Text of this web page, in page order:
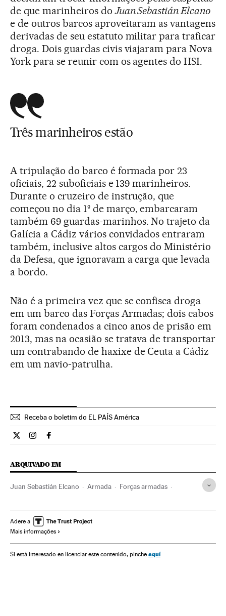
de que marinheiros doJuan Sebastián Elcano
e de outros barcos aproveitaram as vantagens
derivadas de seu estatuto militar para traficar
droga. Dois guardas civis viajaram para Nova
York para se reunir com os agentes do HSI.
Três marinheiros estão
A tripulação do barco é formada por 23
oficiais, 22 suboficiais e 139 marinheiros.
Durante o cruzeiro de instrução, que
começou no dia 1º de março, embarcaram
também 69 guardas-marinhos. No trajeto da
Galícia a Cádiz vários convidados entraram
também, inclusive altos cargos do Ministério
da Defesa, que ignoravam a carga que levada
a bordo.
Não é a primeira vez que se confisca droga
em um barco das Forças Armadas; dois cabos
foram condenados a cinco anos de prisão em
2013, mas na ocasião se tratava de transportar
um contrabando de haxixe de Ceuta a Cádiz
em um navio-patrulha.
Receba o boletim do EL PAÍS América
Internacional El País Brasil en Twitter
Internacional El País Brasil en Instagram
Internacional El País Brasil en Facebook
ARQUIVADO EM
Juan Sebastián Elcano Armada Forças armadas
Defesa América Delitos contra saúde pública
Adere a
Mais informações
Si está interesado en licenciar este contenido, pinche aquí